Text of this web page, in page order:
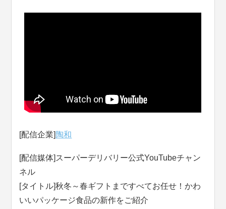
[配信企業] 陶和
[配信媒体]スーパーデリバリー公式YouTubeチャン
ネル
[タイトル]秋冬～春ギフトまですべてお任せ！かわ
いいパッケージ食品の新作をご紹介